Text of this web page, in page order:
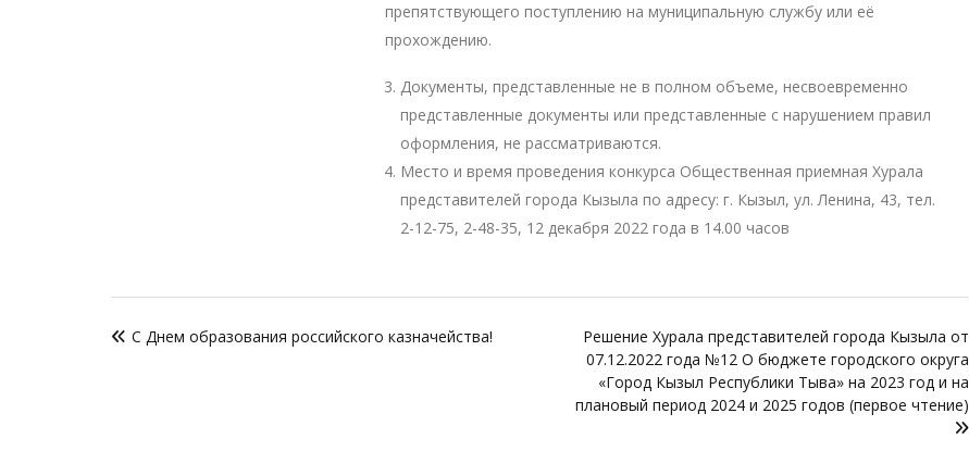
препятствующего поступлению на муниципальную службу или её
прохождению.
Документы, представленные не в полном объеме, несвоевременно
представленные документы или представленные с нарушением правил
оформления, не рассматриваются.
Место и время проведения конкурса Общественная приемная Хурала
представителей города Кызыла по адресу: г. Кызыл, ул. Ленина, 43, тел.
2-12-75, 2-48-35, 12 декабря 2022 года в 14.00 часов
поС Днем образования российского казначейства!
Решение Хурала представителей города Кызыла от
07.12.2022 года №12 О бюджете городского округа
«Город Кызыл Республики Тыва» на 2023 год и на
плановый период 2024 и 2025 годов (первое чтение)